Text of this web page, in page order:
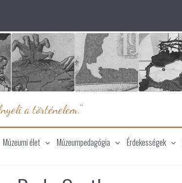
a történelem."
Múzeumi élet Múzeumpedagógia Érdekességek